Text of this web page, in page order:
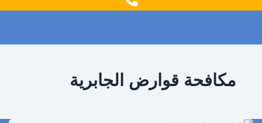
o
r
مكافحة قوارض الجابرية